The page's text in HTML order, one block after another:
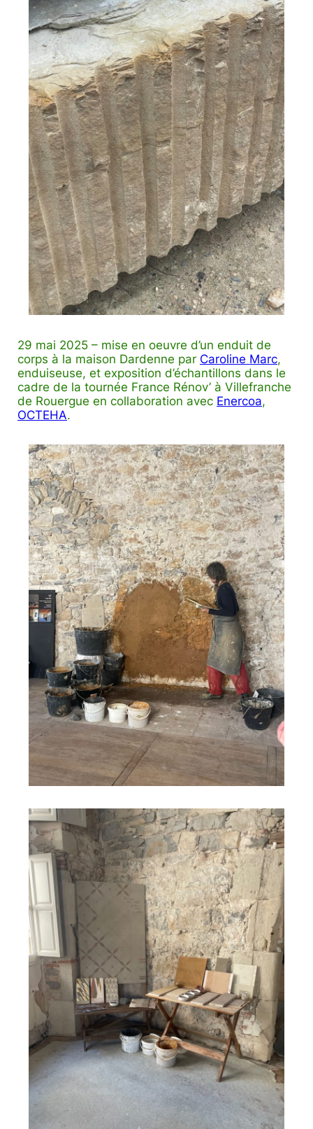
29 mai 2025 – mise en oeuvre d’un enduit de
corps à la maison Dardenne par Caroline Marc,
enduiseuse, et exposition d’échantillons dans le
cadre de la tournée France Rénov’ à Villefranche
de Rouergue en collaboration avec Enercoa,
OCTEHA.